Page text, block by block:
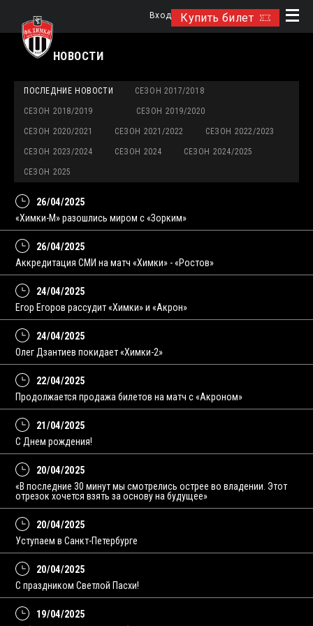
Купить билет
Вход
НОВОСТИ
ПОСЛЕДНИЕ НОВОСТИ СЕЗОН 2017/2018
СЕЗОН 2018/2019 СЕЗОН 2019/2020
СЕЗОН 2020/2021 СЕЗОН 2021/2022 СЕЗОН 2022/2023
СЕЗОН 2023/2024 СЕЗОН 2024 СЕЗОН 2024/2025
СЕЗОН 2025
26/04/2025
«Химки-М» разошлись миром с «Зорким»
26/04/2025
Аккредитация СМИ на матч «Химки» - «Ростов»
24/04/2025
Егор Егоров рассудит «Химки» и «Акрон»
24/04/2025
Олег Дзантиев покидает «Химки-2»
22/04/2025
Продолжается продажа билетов на матч с «Акроном»
21/04/2025
С Днем рождения!
20/04/2025
«В последние 30 минут мы смотрелись острее во владении. Этот
отрезок хочется взять за основу на будущее»
20/04/2025
Уступаем в Санкт-Петербурге
20/04/2025
С праздником Светлой Пасхи!
19/04/2025